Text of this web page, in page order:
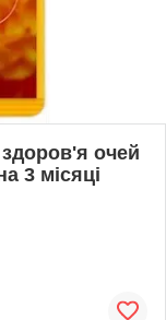
очей
3 місяці